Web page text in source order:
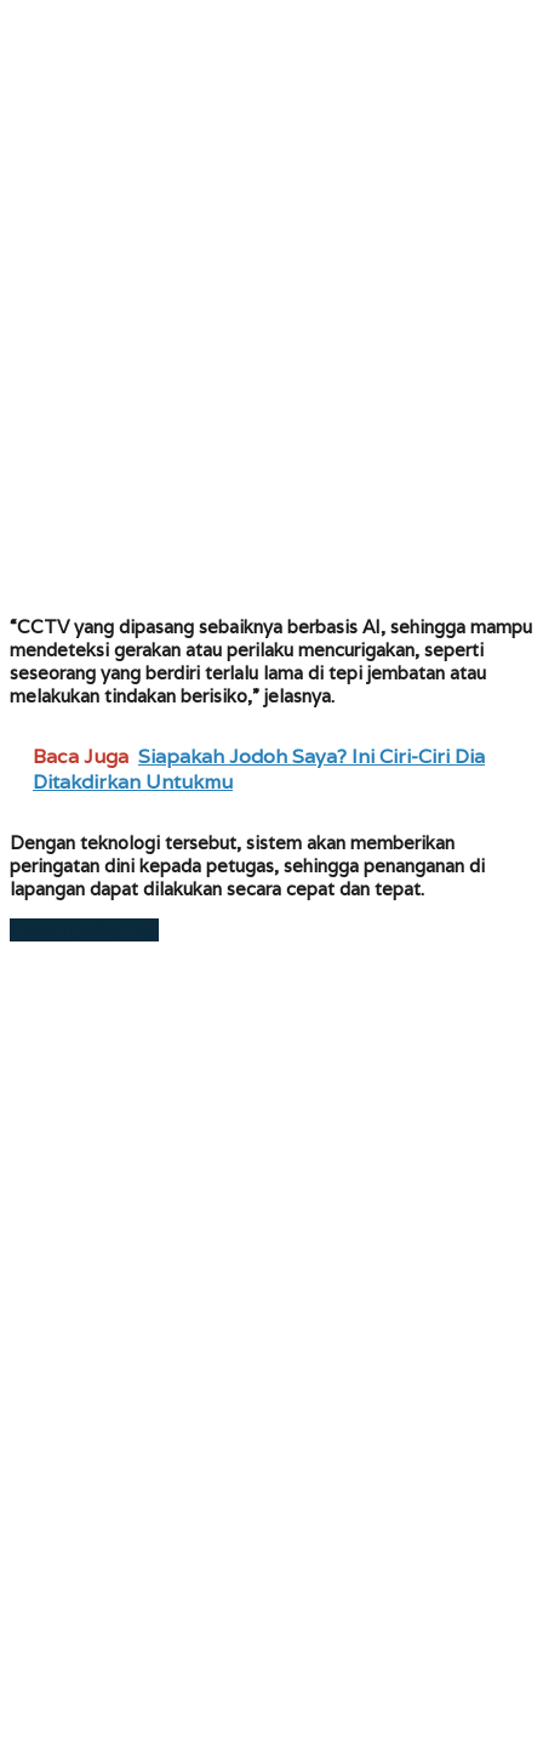
“CCTV yang dipasang sebaiknya berbasis AI, sehingga mampu
mendeteksi gerakan atau perilaku mencurigakan, seperti
seseorang yang berdiri terlalu lama di tepi jembatan atau
melakukan tindakan berisiko,” jelasnya.
Baca Juga Siapakah Jodoh Saya? Ini Ciri-Ciri Dia
Ditakdirkan Untukmu
Dengan teknologi tersebut, sistem akan memberikan
peringatan dini kepada petugas, sehingga penanganan di
lapangan dapat dilakukan secara cepat dan tepat.